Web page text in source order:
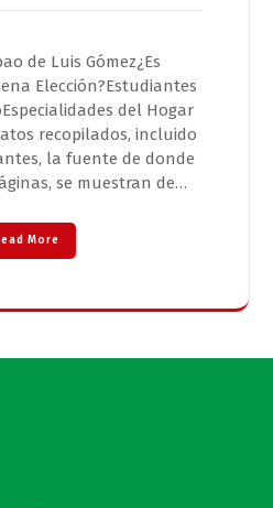
de Luis Gómez¿Es
Elección?Estudiantes
del Hogar
recopilados, incluido
la fuente de donde
se muestran de…
More